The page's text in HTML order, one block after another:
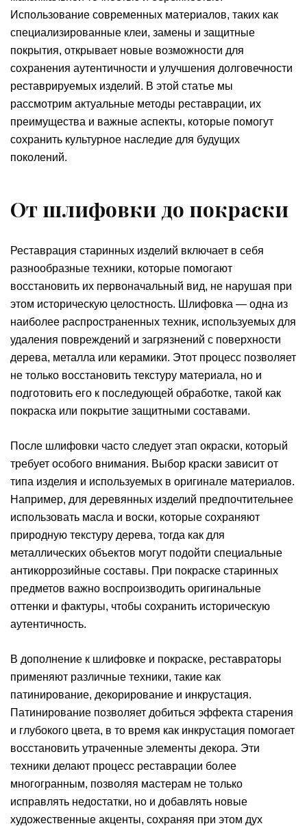
Использование современных материалов, таких как
специализированные клеи, замены и защитные
покрытия, открывает новые возможности для
сохранения аутентичности и улучшения долговечности
реставрируемых изделий. В этой статье мы
рассмотрим актуальные методы реставрации, их
преимущества и важные аспекты, которые помогут
сохранить культурное наследие для будущих
поколений.
От шлифовки до покраски
Реставрация старинных изделий включает в себя
разнообразные техники, которые помогают
восстановить их первоначальный вид, не нарушая при
этом историческую целостность. Шлифовка — одна из
наиболее распространенных техник, используемых для
удаления повреждений и загрязнений с поверхности
дерева, металла или керамики. Этот процесс позволяет
не только восстановить текстуру материала, но и
подготовить его к последующей обработке, такой как
покраска или покрытие защитными составами.
После шлифовки часто следует этап окраски, который
требует особого внимания. Выбор краски зависит от
типа изделия и используемых в оригинале материалов.
Например, для деревянных изделий предпочтительнее
использовать масла и воски, которые сохраняют
природную текстуру дерева, тогда как для
металлических объектов могут подойти специальные
антикоррозийные составы. При покраске старинных
предметов важно воспроизводить оригинальные
оттенки и фактуры, чтобы сохранить историческую
аутентичность.
В дополнение к шлифовке и покраске, реставраторы
применяют различные техники, такие как
патинирование, декорирование и инкрустация.
Патинирование позволяет добиться эффекта старения
и глубокого цвета, в то время как инкрустация помогает
восстановить утраченные элементы декора. Эти
техники делают процесс реставрации более
многогранным, позволяя мастерам не только
исправлять недостатки, но и добавлять новые
художественные акценты, сохраняя при этом дух